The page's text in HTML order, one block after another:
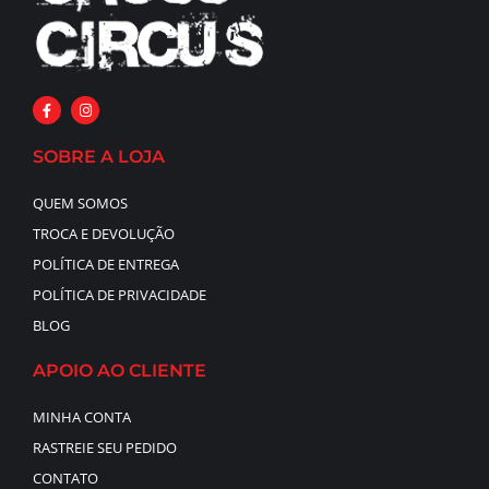
SOBRE A LOJA
QUEM SOMOS
TROCA E DEVOLUÇÃO
POLÍTICA DE ENTREGA
POLÍTICA DE PRIVACIDADE
BLOG
APOIO AO CLIENTE
MINHA CONTA
RASTREIE SEU PEDIDO
CONTATO